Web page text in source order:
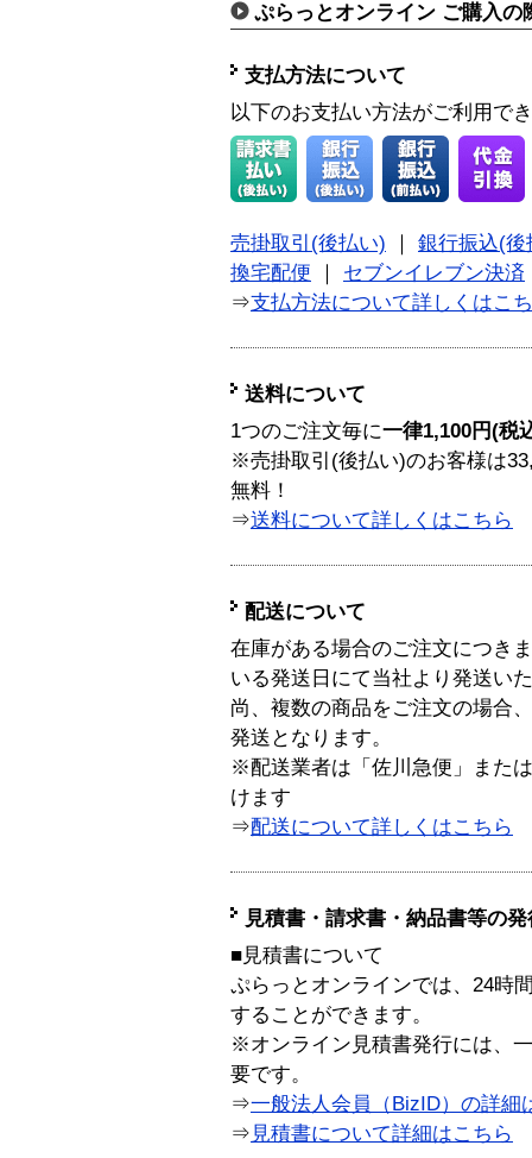
ぷらっとオンライン ご購入の
支払方法について
以下のお支払い方法がご利用で
売掛取引(後払い)
銀行振込(後
換宅配便
セブンイレブン決済
⇒支払方法について詳しくはこ
送料について
1つのご注文毎に一律1,100円(税
※売掛取引(後払い)のお客様は
無料！
⇒送料について詳しくはこちら
配送について
在庫がある場合のご注文につき
いる発送日にて当社より発送い
尚、複数の商品をご注文の場合
発送となります。
※配送業者は「佐川急便」また
けます
⇒配送について詳しくはこちら
見積書・請求書・納品書等の
■見積書について
ぷらっとオンラインでは、24時
することができます。
※オンライン見積書発行には、
要です。
⇒一般法人会員（BizID）の詳細
⇒ 見積書について詳細はこちら